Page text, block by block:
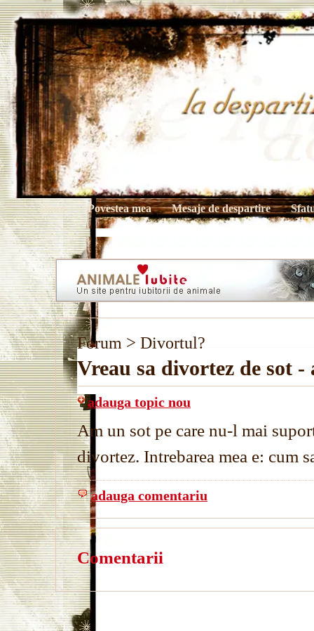
Home Povestea mea Mesaje de despartire
Forum > Divortul?
Vreau sa divortez de sot -
adauga topic nou
Am un sot pe care nu-l mai
divortez. Intrebarea mea e: cum
adauga comentariu
Comentarii